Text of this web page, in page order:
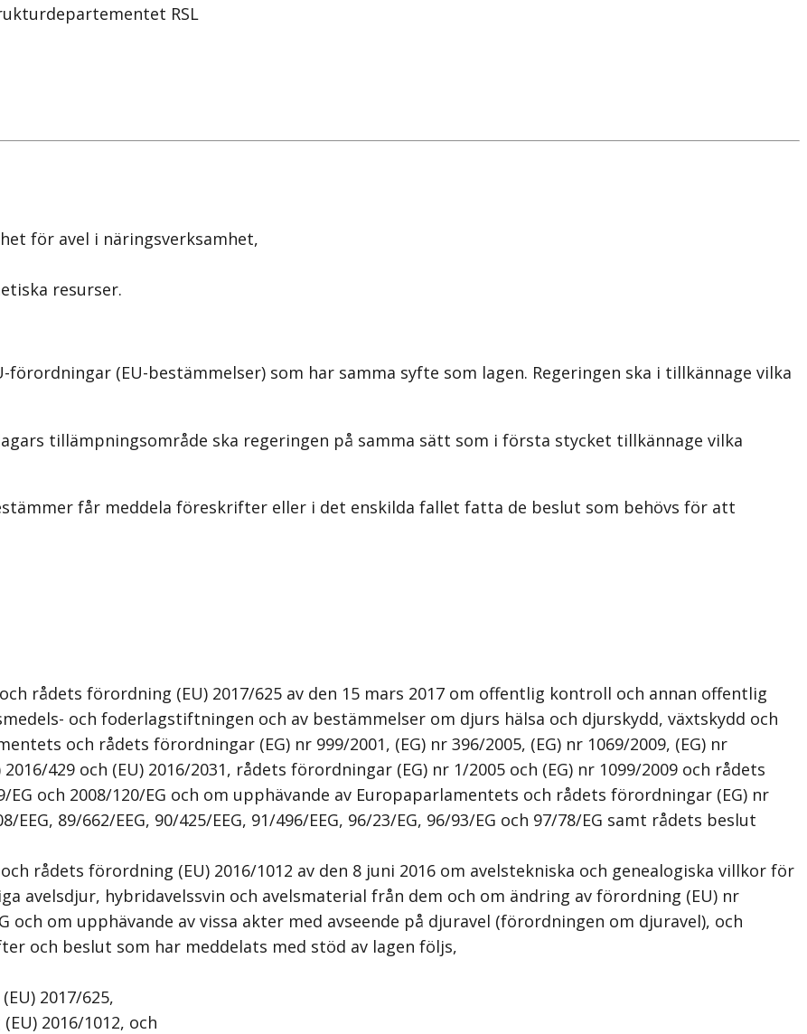
RSL
för avel i näringsverksamhet,
resurser.
(EU-bestämmelser) som har samma syfte som lagen. Regeringen ska i tillkännage vilka
tillämpningsområde ska regeringen på samma sätt som i första stycket tillkännage vilka
får meddela föreskrifter eller i det enskilda fallet fatta de beslut som behövs för att
förordning (EU) 2017/625 av den 15 mars 2017 om offentlig kontroll och annan offentlig
och foderlagstiftningen och av bestämmelser om djurs hälsa och djurskydd, växtskydd och
och rådets förordningar (EG) nr 999/2001, (EG) nr 396/2005, (EG) nr 1069/2009, (EG) nr
2016/429 och (EU) 2016/2031, rådets förordningar (EG) nr 1/2005 och (EG) nr 1099/2009 och rådets
EG och 2008/120/EG och om upphävande av Europaparlamentets och rådets förordningar (EG) nr
89/662/EEG, 90/425/EEG, 91/496/EEG, 96/23/EG, 96/93/EG och 97/78/EG samt rådets beslut
förordning (EU) 2016/1012 av den 8 juni 2016 om avelstekniska och genealogiska villkor för
avelsdjur, hybridavelssvin och avelsmaterial från dem och om ändring av förordning (EU) nr
och om upphävande av vissa akter med avseende på djuravel (förordningen om djuravel), och
och beslut som har meddelats med stöd av lagen följs,
2017/625,
2016/1012, och